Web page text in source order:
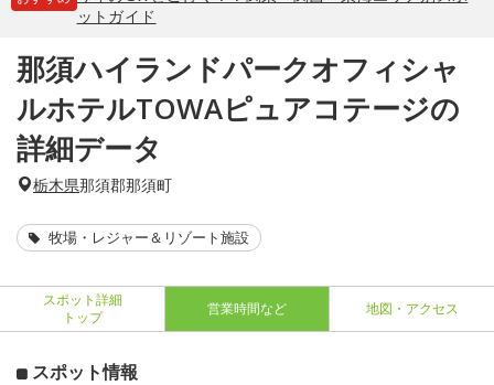
ットガイド
那須ハイランドパークオフィシャ
ルホテルTOWAピュアコテージの
詳細データ
栃木県那須郡那須町
牧場・レジャー＆リゾート施設
スポット詳細
トップ
営業時間など 地図・アクセス
スポット情報